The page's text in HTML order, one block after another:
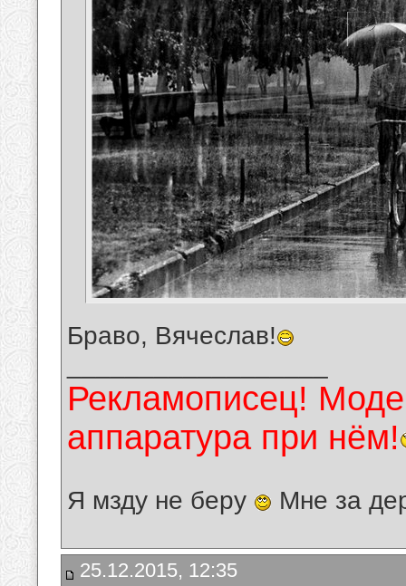
Браво, Вячеслав!
Рекламописец!
аппаратура при нём!
Я мзду не беру Мне за
25.12.2015, 12:35